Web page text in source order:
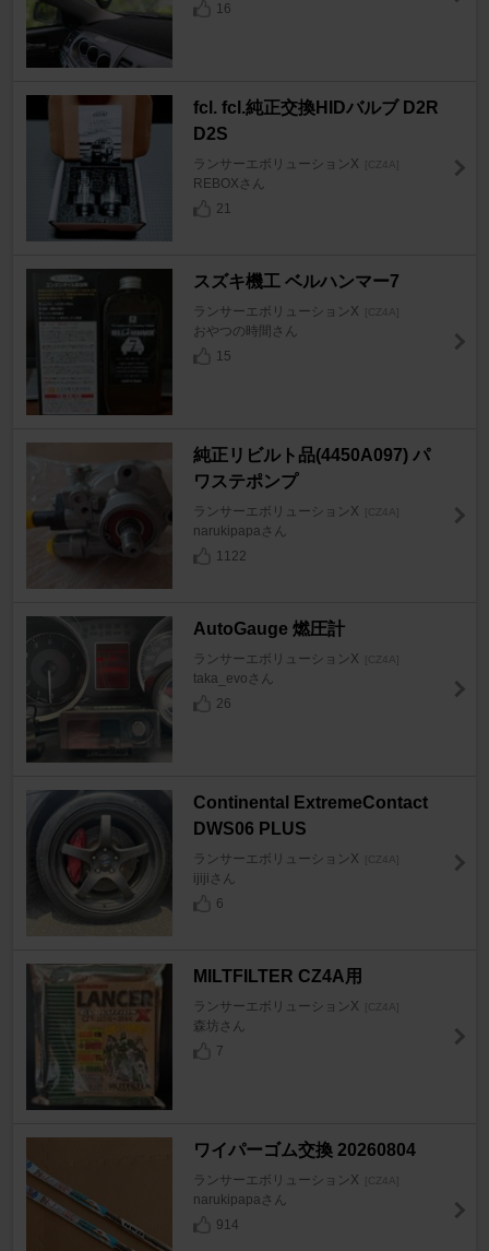
16
fcl. fcl.純正交換HIDバルブ D2R
D2S
ランサーエボリューションX [CZ4A]
REBOXさん
21
スズキ機工 ベルハンマー7
ランサーエボリューションX [CZ4A]
おやつの時間さん
15
純正リビルト品(4450A097) パ
ワステポンプ
ランサーエボリューションX [CZ4A]
narukipapaさん
1122
AutoGauge 燃圧計
ランサーエボリューションX [CZ4A]
taka_evoさん
26
Continental ExtremeContact
DWS06 PLUS
ランサーエボリューションX [CZ4A]
ijijiさん
6
MILTFILTER CZ4A用
ランサーエボリューションX [CZ4A]
森坊さん
7
ワイパーゴム交換 20260804
ランサーエボリューションX [CZ4A]
narukipapaさん
914